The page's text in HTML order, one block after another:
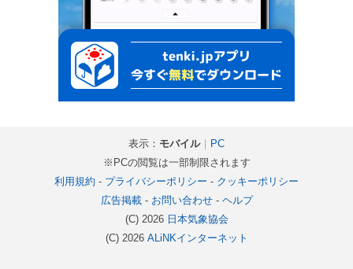
表示： モバイル｜ PC
※PCの閲覧は一部制限されます
利用規約 - プライバシーポリシー - クッキーポリシー
広告掲載- お問い合わせ- ヘルプ
(C) 2026 日本気象協会
(C) 2026 ALiNKインターネット